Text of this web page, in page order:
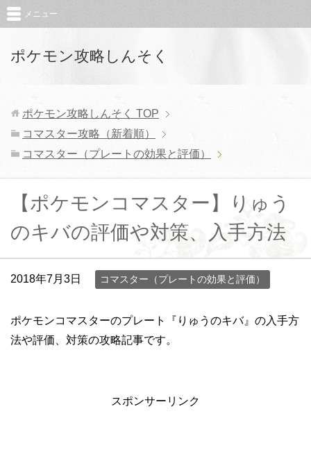
ポケモン攻略しんそく
メニュー
ポケモン攻略しんそく TOP
コマスター攻略（新着順）
コマスター（プレートの効果と評価）
【ポケモンコマスター】りゅう
のキバの評価や対策、入手方法
2018年7月3日 コマスター（プレートの効果と評価）
ポケモンコマスターのプレート『りゅうのキバ』の入手方
法や評価、対策の攻略記事です。
スポンサーリンク